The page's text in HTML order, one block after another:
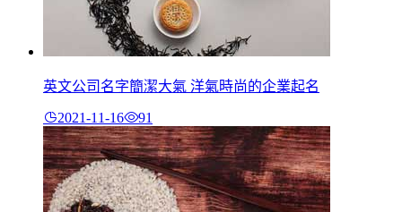
英文公司名字簡潔大氣 洋氣時尚的企業起名
2021-11-16 91